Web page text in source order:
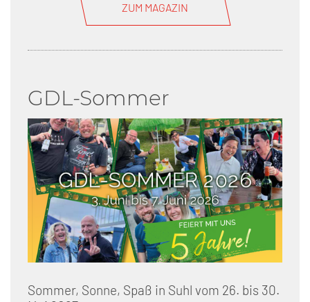
ZUM MAGAZIN
GDL-Sommer
Sommer, Sonne, Spaß in Suhl vom 26. bis 30.